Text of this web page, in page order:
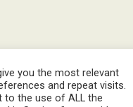
you the most relevant
and repeat visits.
to the use of ALL the